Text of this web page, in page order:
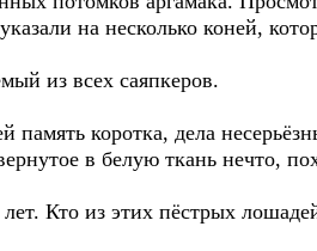
на несколько коней,
из всех саяпкеров.
память коротка, дела
в белую ткань нечто,
Кто из этих пёстрых